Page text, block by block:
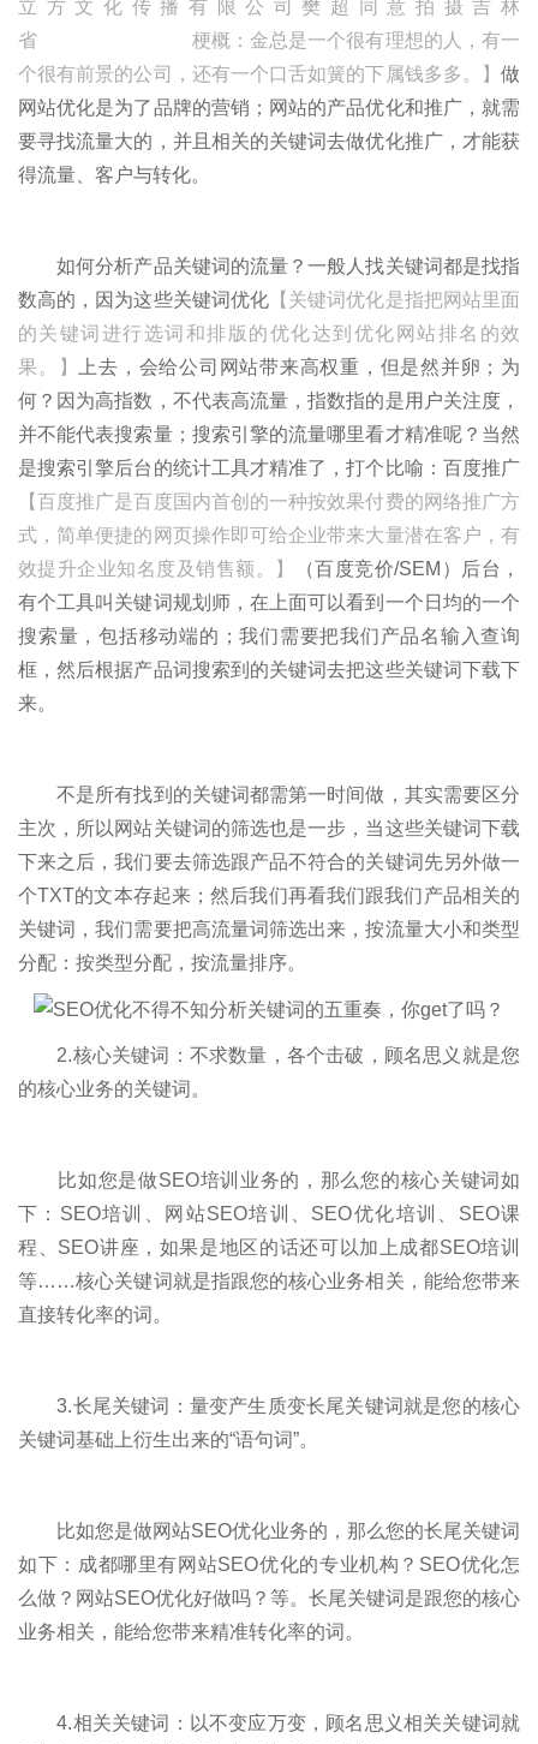
立方文化传播有限公司樊超同意拍摄吉林
省 梗概：金总是一个很有理想的人，有一
个很有前景的公司，还有一个口舌如簧的下属钱多多。】 做
网站优化是为了品牌的营销；网站的产品优化和推广，就需
要寻找流量大的，并且相关的关键词去做优化推广，才能获
得流量、客户与转化。
如何分析产品关键词的流量？一般人找关键词都是找指
数高的，因为这些关键词优化 【关键词优化是指把网站里面
的关键词进行选词和排版的优化达到优化网站排名的效
果。】
上去，会给公司网站带来高权重，但是然并卵；为
何？因为高指数，不代表高流量，指数指的是用户关注度，
并不能代表搜索量；搜索引擎的流量哪里看才精准呢？当然
是搜索引擎后台的统计工具才精准了，打个比喻：百度推广
【百度推广是百度国内首创的一种按效果付费的网络推广方
式，简单便捷的网页操作即可给企业带来大量潜在客户，有
效提升企业知名度及销售额。】
（百度竞价/SEM）后台，
有个工具叫关键词规划师，在上面可以看到一个日均的一个
搜索量，包括移动端的；我们需要把我们产品名输入查询
框，然后根据产品词搜索到的关键词去把这些关键词下载下
来。
不是所有找到的关键词都需第一时间做，其实需要区分
主次，所以网站关键词的筛选也是一步，当这些关键词下载
下来之后，我们要去筛选跟产品不符合的关键词先另外做一
个TXT的文本存起来；然后我们再看我们跟我们产品相关的
关键词，我们需要把高流量词筛选出来，按流量大小和类型
分配：按类型分配，按流量排序。
2.核心关键词：不求数量，各个击破，顾名思义就是您
的核心业务的关键词。
比如您是做SEO培训业务的，那么您的核心关键词如
下：SEO培训、网站SEO培训、SEO优化培训、SEO课
程、SEO讲座，如果是地区的话还可以加上成都SEO培训
等……核心关键词就是指跟您的核心业务相关，能给您带来
直接转化率的词。
3.长尾关键词：量变产生质变长尾关键词就是您的核心
关键词基础上衍生出来的“语句词”。
比如您是做网站SEO优化业务的，那么您的长尾关键词
如下：成都哪里有网站SEO优化的专业机构？SEO优化怎
么做？网站SEO优化好做吗？等。长尾关键词是跟您的核心
业务相关，能给您带来精准转化率的词。
4.相关关键词：以不变应万变，顾名思义相关关键词就